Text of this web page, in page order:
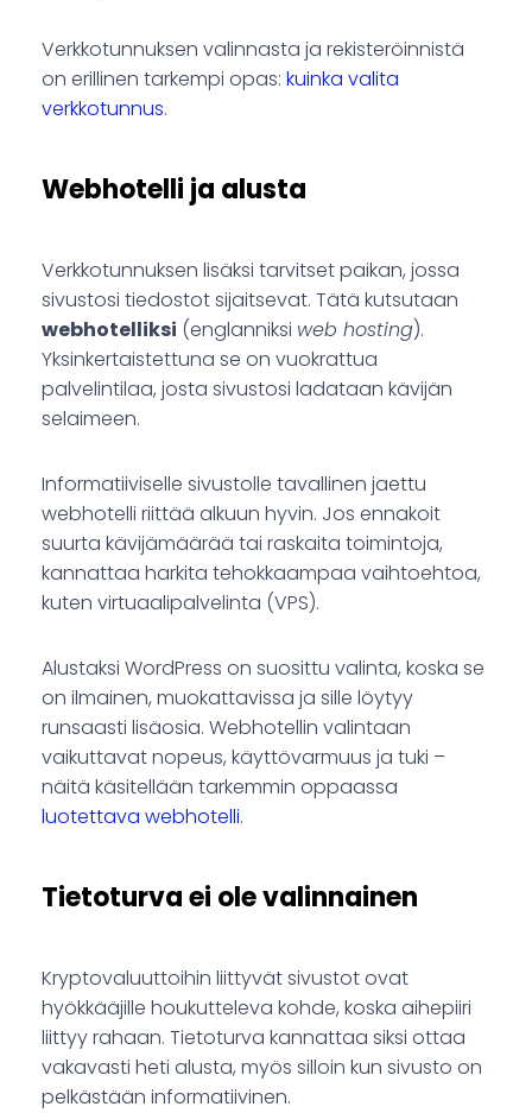
Verkkotunnuksen valinnasta ja rekisteröinnistä
on erillinen tarkempi opas: kuinka valita
verkkotunnus.
Webhotelli ja alusta
Verkkotunnuksen lisäksi tarvitset paikan, jossa
sivustosi tiedostot sijaitsevat. Tätä kutsutaan
webhotelliksi (englanniksi web hosting).
Yksinkertaistettuna se on vuokrattua
palvelintilaa, josta sivustosi ladataan kävijän
selaimeen.
Informatiiviselle sivustolle tavallinen jaettu
webhotelli riittää alkuun hyvin. Jos ennakoit
suurta kävijämäärää tai raskaita toimintoja,
kannattaa harkita tehokkaampaa vaihtoehtoa,
kuten virtuaalipalvelinta (VPS).
Alustaksi WordPress on suosittu valinta, koska se
on ilmainen, muokattavissa ja sille löytyy
runsaasti lisäosia. Webhotellin valintaan
vaikuttavat nopeus, käyttövarmuus ja tuki –
näitä käsitellään tarkemmin oppaassa
luotettava webhotelli.
Tietoturva ei ole valinnainen
Kryptovaluuttoihin liittyvät sivustot ovat
hyökkääjille houkutteleva kohde, koska aihepiiri
liittyy rahaan. Tietoturva kannattaa siksi ottaa
vakavasti heti alusta, myös silloin kun sivusto on
pelkästään informatiivinen.